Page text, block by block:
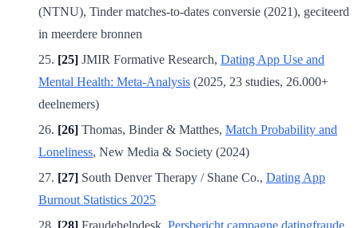
(NTNU), Tinder matches-to-dates conversie (2021), geciteerd
in meerdere bronnen
[25] JMIR Formative Research, Dating App Use and
Mental Health: Meta-Analysis (2025, 23 studies, 26.000+
deelnemers)
[26] Thomas, Binder & Matthes, Match Probability and
Loneliness, New Media & Society (2024)
[27] South Denver Therapy / Shane Co., Dating App
Burnout Statistics 2025
[28] Fraudehelpdesk, Persbericht campagne datingfraude